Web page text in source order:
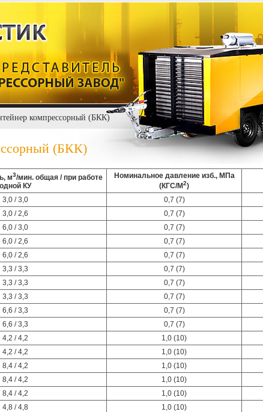
компрессорный (БКК)
(БКК)
м3/мин. общая / при работе
одной КУ
Номинальное давление изб., МПа
(КГС/М2)
3,0 / 3,0 0,7 (7)
3,0 / 2,6 0,7 (7)
6,0 / 3,0 0,7 (7)
6,0 / 2,6 0,7 (7)
6,0 / 2,6 0,7 (7)
3,3 / 3,3 0,7 (7)
3,3 / 3,3 0,7 (7)
3,3 / 3,3 0,7 (7)
6,6 / 3,3 0,7 (7)
6,6 / 3,3 0,7 (7)
4,2 / 4,2 1,0 (10)
4,2 / 4,2 1,0 (10)
8,4 / 4,2 1,0 (10)
8,4 / 4,2 1,0 (10)
8,4 / 4,2 1,0 (10)
4,8 / 4,8 1,0 (10)